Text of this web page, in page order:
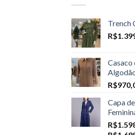
Trench
R$
Casaco
R$
Capa
R$